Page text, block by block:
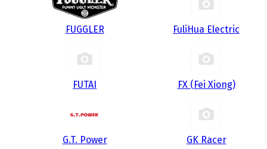
FUGGLER FuliHua Electric
FUTAI FX (Fei Xiong)
G.T. Power GK Racer